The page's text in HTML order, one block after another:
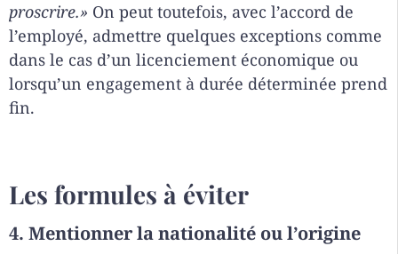
proscrire.» On peut toutefois, avec l’accord de
l’employé, admettre quelques exceptions comme
dans le cas d’un licenciement économique ou
lorsqu’un engagement à durée déterminée prend
fin.
Les formules à éviter
4. Mentionner la nationalité ou l’origine